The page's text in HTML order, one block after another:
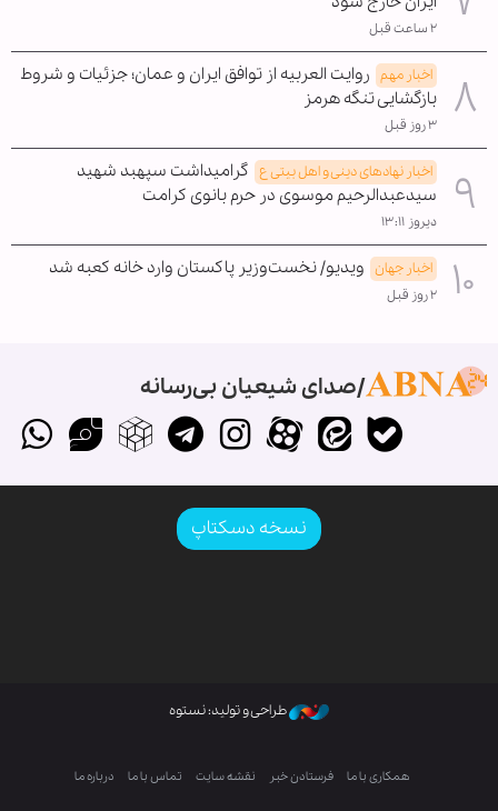
۲ ساعت قبل
اخبار مهم روایت العربیه از توافق ایران و عمان؛ جزئیات و شروط
بازگشایی تنگه هرمز
۳ روز قبل
اخبار نهادهای دینی و اهل بیتی ع گرامیداشت سپهبد شهید
سیدعبدالرحیم موسوی در حرم بانوی کرامت
دیروز ۱۳:۱۱
اخبار جهان ویدیو/ نخست‌وزیر پاکستان وارد خانه کعبه شد
۲ روز قبل
صدای شیعیان بی‌رسانه
نسخه دسکتاپ
طراحی و تولید: نستوه
همکاری با ما فرستادن خبر نقشه سایت تماس با ما درباره ما